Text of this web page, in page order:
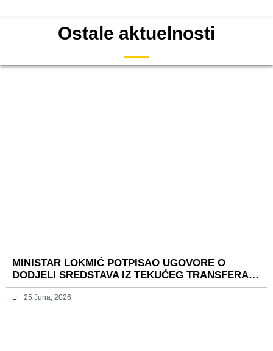
Ostale aktuelnosti
MINISTAR LOKMIĆ POTPISAO UGOVORE O
DODJELI SREDSTAVA IZ TEKUĆEG TRANSFERA…
25 Juna, 2026